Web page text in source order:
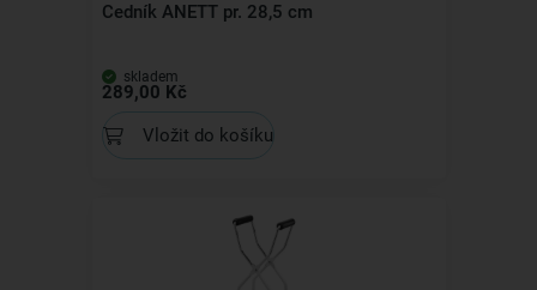
Cedník ANETT pr. 28,5 cm
skladem
289,00 Kč
Vložit do košíku